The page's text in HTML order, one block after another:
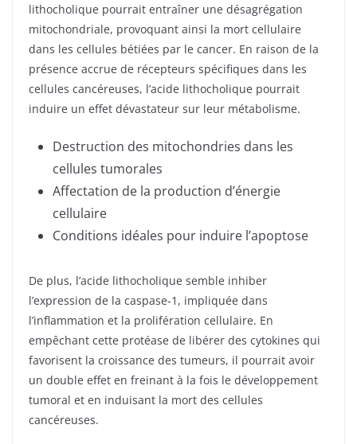
lithocholique pourrait entraîner une désagrégation
mitochondriale, provoquant ainsi la mort cellulaire
dans les cellules bétiées par le cancer. En raison de la
présence accrue de récepteurs spécifiques dans les
cellules cancéreuses, l’acide lithocholique pourrait
induire un effet dévastateur sur leur métabolisme.
Destruction des mitochondries dans les
cellules tumorales
Affectation de la production d’énergie
cellulaire
Conditions idéales pour induire l’apoptose
De plus, l’acide lithocholique semble inhiber
l’expression de la caspase-1, impliquée dans
l’inflammation et la prolifération cellulaire. En
empêchant cette protéase de libérer des cytokines qui
favorisent la croissance des tumeurs, il pourrait avoir
un double effet en freinant à la fois le développement
tumoral et en induisant la mort des cellules
cancéreuses.